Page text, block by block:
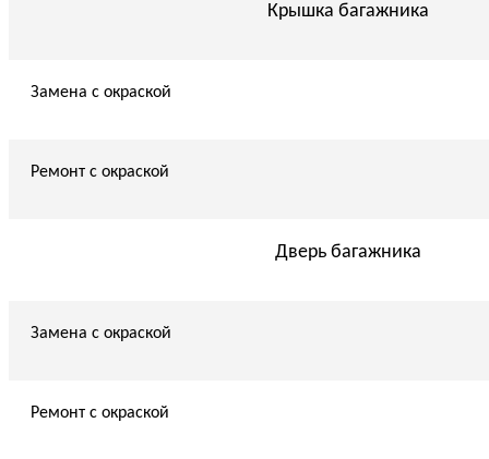
Крышка багажника
Замена с окраской
Ремонт с окраской
Дверь багажника
Замена с окраской
Ремонт с окраской